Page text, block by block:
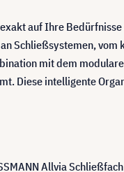
auf Ihre Bedürfnisse
Schließsystemen, vom
mit dem
Diese intelligente
Allvia